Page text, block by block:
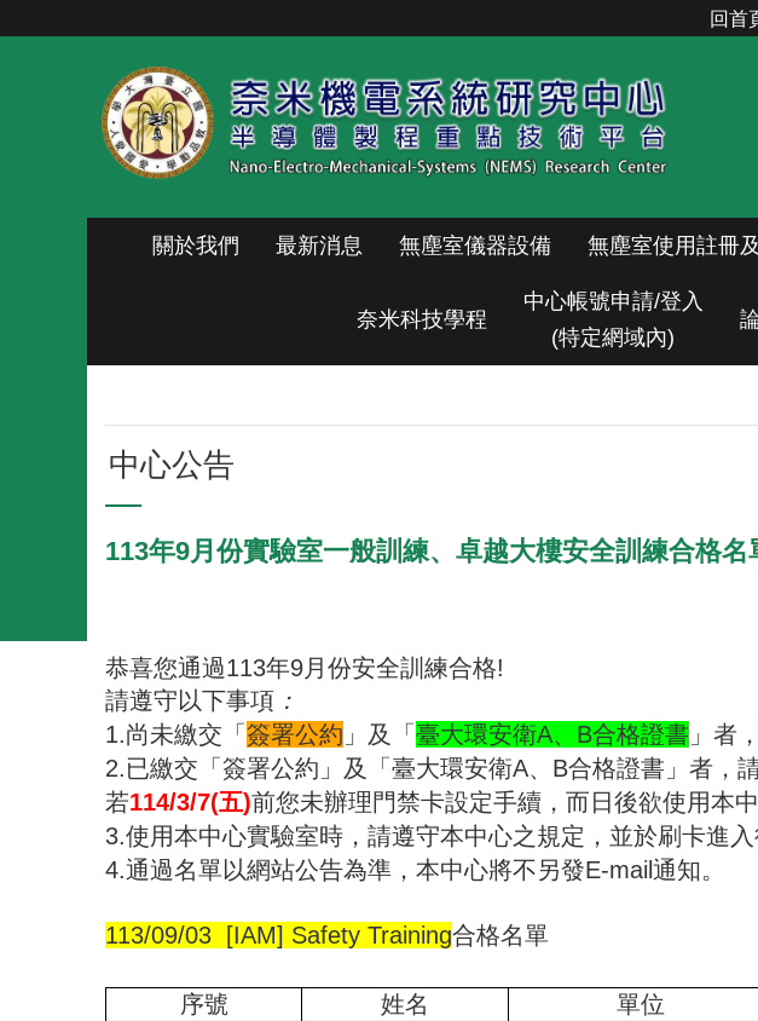
回首
關於我們 最新消息 無塵室儀器設備 無塵室使用註冊
奈米科技學程
中心帳號申請/登入
(特定網域內)
中心公告
113年9月份實驗室一般訓練、卓越大樓安全訓練合格名
恭喜您通過113年9月份安全訓練合格!
請遵守以下事項 ：
1.尚未繳交「 簽署公約 」及「 臺大環安衛A、 B合格證書 」者
2.已繳交「簽署公約」及「臺大環安衛A、 B合格證書」者，
若114/3/7(五)前您未辦理門禁卡設定手續，而日後欲使用本
3.使用本中心實驗室時，請遵守本中心之規定，並於刷卡進入
4.通過名單以網站公告為準，本中心將不另發E-mail 通知。
113/09/03 [IAM] Safety Training合格名單
序號 姓名
單位